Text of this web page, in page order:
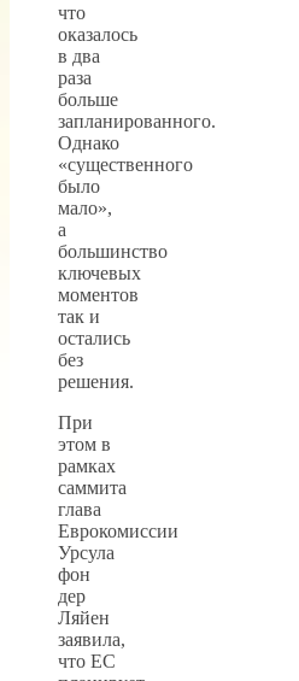
что
оказалось
в два
раза
больше
запланированного.
Однако
«существенного
было
мало»,
а
большинство
ключевых
моментов
так и
остались
без
решения.
При
этом в
рамках
саммита
глава
Еврокомиссии
Урсула
фон
дер
Ляйен
заявила,
что ЕС